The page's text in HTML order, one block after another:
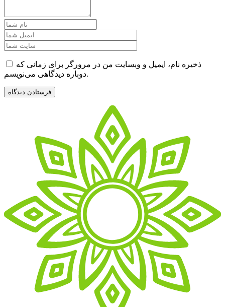
ذخیره نام، ایمیل و وبسایت من در مرورگر برای زمانی که
دوباره دیدگاهی می‌نویسم.